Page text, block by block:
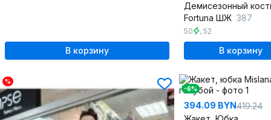
В корзину
Fortuna ШЖ 387
50 , 52
В корзину
%
-6%
394.09 BYN419.24